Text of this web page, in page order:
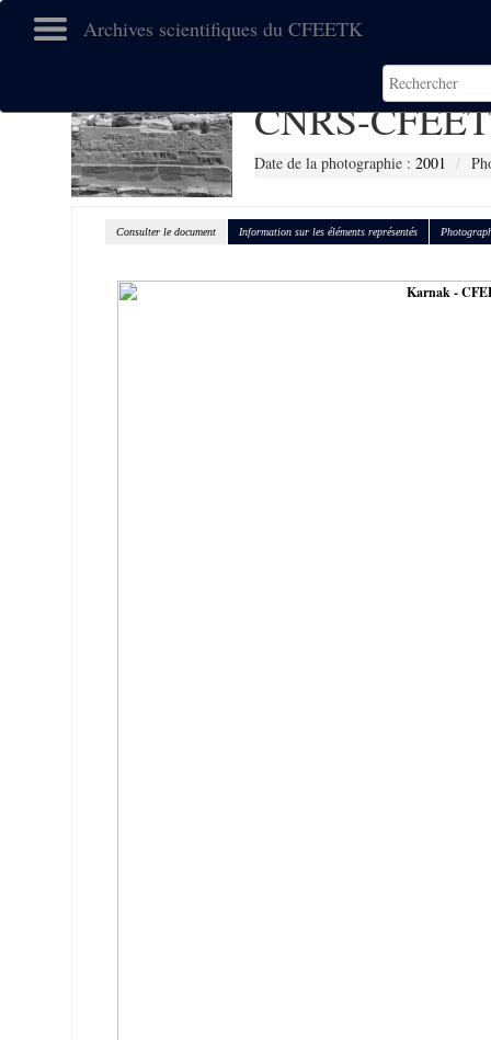
Archives scientifiques du CFEETK
CNRS-
Date de la photographie :2001
Consulter le document Information sur les éléments représentés